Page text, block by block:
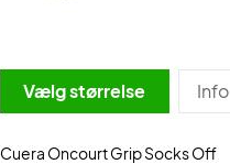
Vælg størrelse Info
Cuera Oncourt Grip Socks Off